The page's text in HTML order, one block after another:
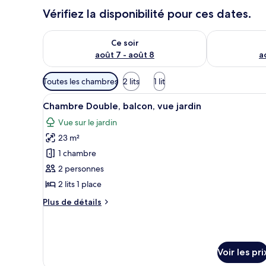
Vérifiez la disponibilité pour ces dates.
Ce soir
août 7 - août 8
Vérifier la disponibilité pour ce soir août 7 - août 8
Vérifier la
Filtres
disponibles
pour
les
chambres
Toutes les chambres 2 lits 1 lit
Afficher
toutes
les
photos
pour
ce
type
chambre :
vue
Une chambre d’hôtel avec
5
Chambre Double, balcon, vue jardin
Vue sur le jardin
23 m²
1 chambre
2 personnes
2 lits 1 place
Plus de détails
Plus
Voir les